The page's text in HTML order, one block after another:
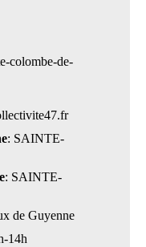
colombe-de-
: SAINTE-
: SAINTE-
de Guyenne
14h